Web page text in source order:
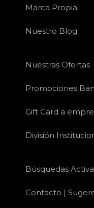
Marca Propia
Nuestro Blog
Nuestras Ofertas
Promociones
Gift Card a
División
Búsquedas
Contacto |